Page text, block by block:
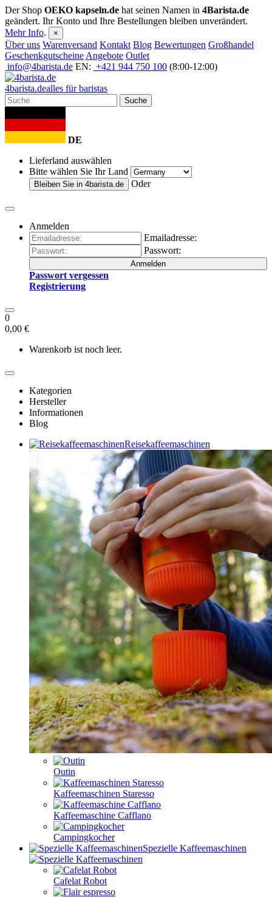
Der Shop OEKO kapseln.de hat seinen Namen in 4Barista.de
geändert. Ihr Konto und Ihre Bestellungen bleiben unverändert.
Mehr Info. ×
Über uns Warenversand Kontakt Blog Bewertungen Großhandel
Geschenkgutscheine Angebote Outlet
info@4barista.de EN: +421 944 750 100 (8:00-12:00)
4barista.dealles für baristas
Suche
DE
Lieferland auswählen
Bitte wählen Sie Ihr Land
Bleiben Sie in 4barista.de Oder
Anmelden
Emailadresse:
Passwort:
Anmelden
Passwort vergessen
Registrierung
0
0,00 €
Warenkorb ist noch leer.
Kategorien
Hersteller
Informationen
Blog
Reisekaffeemaschinen
Outin
Kaffeemaschinen Staresso
Kaffeemaschine Cafflano
Campingkocher
Spezielle Kaffeemaschinen
Cafelat Robot